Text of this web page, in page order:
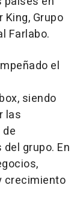
Grupo
Farlabo.
el
siendo
las
grupo. En
crecimiento